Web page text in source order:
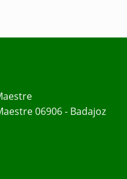
06906 - Badajoz